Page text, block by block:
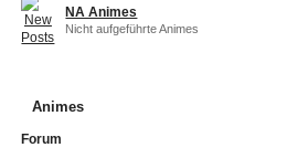
NA Animes
Nicht aufgeführte Animes
Animes
Forum